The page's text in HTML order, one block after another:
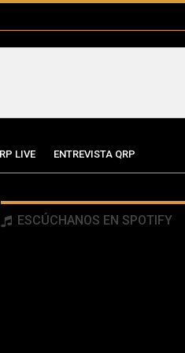
LIVE ENTREVISTA QRP
ESCÚCHANOS EN SPOTIFY